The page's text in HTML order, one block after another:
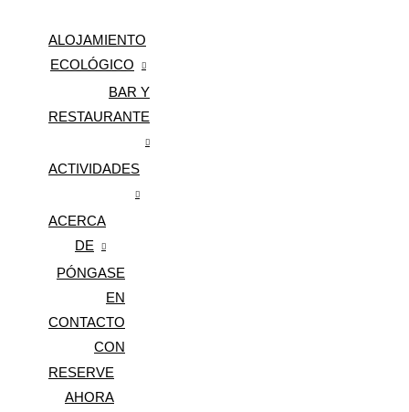
ALOJAMIENTO
ECOLÓGICO
BAR Y
RESTAURANTE
ACTIVIDADES
ACERCA
DE
PÓNGASE
EN
CONTACTO
CON
RESERVE
AHORA